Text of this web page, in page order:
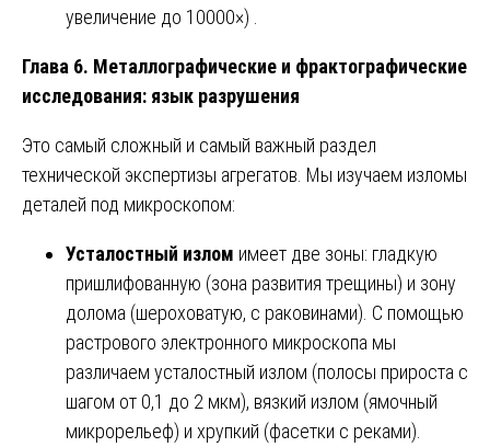
увеличение до 10000×) .
Глава 6. Металлографические и фрактографические
исследования: язык разрушения
Это самый сложный и самый важный раздел
технической экспертизы агрегатов. Мы изучаем изломы
деталей под микроскопом:
Усталостный излом имеет две зоны: гладкую
пришлифованную (зона развития трещины) и зону
долома (шероховатую, с раковинами). С помощью
растрового электронного микроскопа мы
различаем усталостный излом (полосы прироста с
шагом от 0,1 до 2 мкм), вязкий излом (ямочный
микрорельеф) и хрупкий (фасетки с реками).